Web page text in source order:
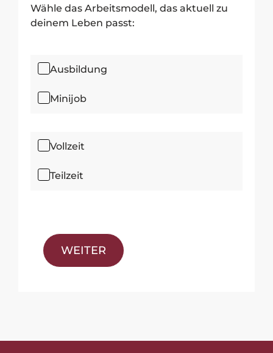
Wähle das Arbeitsmodell, das aktuell zu
deinem Leben passt:
Ausbildung
Minijob
Vollzeit
Teilzeit
WEITER